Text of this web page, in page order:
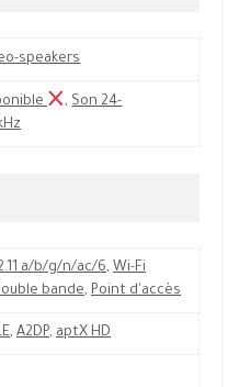
speakers
,Son 24-
a/b/g/n/ac/6, Wi-Fi
bande, Point d'accès
, A2DP, aptX HD